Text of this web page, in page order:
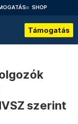
SHOP
Támogatás
szerint